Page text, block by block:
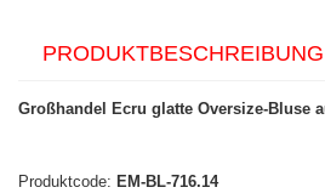
PRODUKTBESCHREIBUNG
Großhandel Ecru glatte Oversize-Bluse
Produktcode: EM-BL-716.14